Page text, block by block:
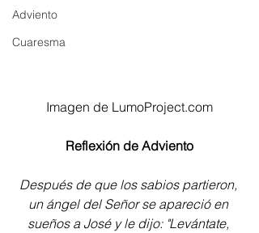
Adviento
Cuaresma
Imagen de LumoProject.com
Reflexión de Adviento
Después de que los sabios partieron,
un ángel del Señor se apareció en
sueños a José y le dijo: "Levántate,